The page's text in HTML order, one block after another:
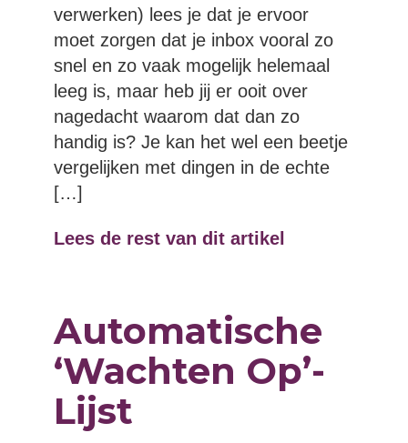
verwerken) lees je dat je ervoor
moet zorgen dat je inbox vooral zo
snel en zo vaak mogelijk helemaal
leeg is, maar heb jij er ooit over
nagedacht waarom dat dan zo
handig is? Je kan het wel een beetje
vergelijken met dingen in de echte
[…]
Lees de rest van dit artikel
Automatische
‘Wachten Op’-
Lijst